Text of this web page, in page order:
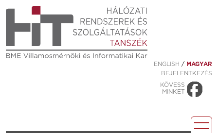
ENGLISH / MAGYAR
BEJELENTKEZÉS
KÖVESS
MINKET